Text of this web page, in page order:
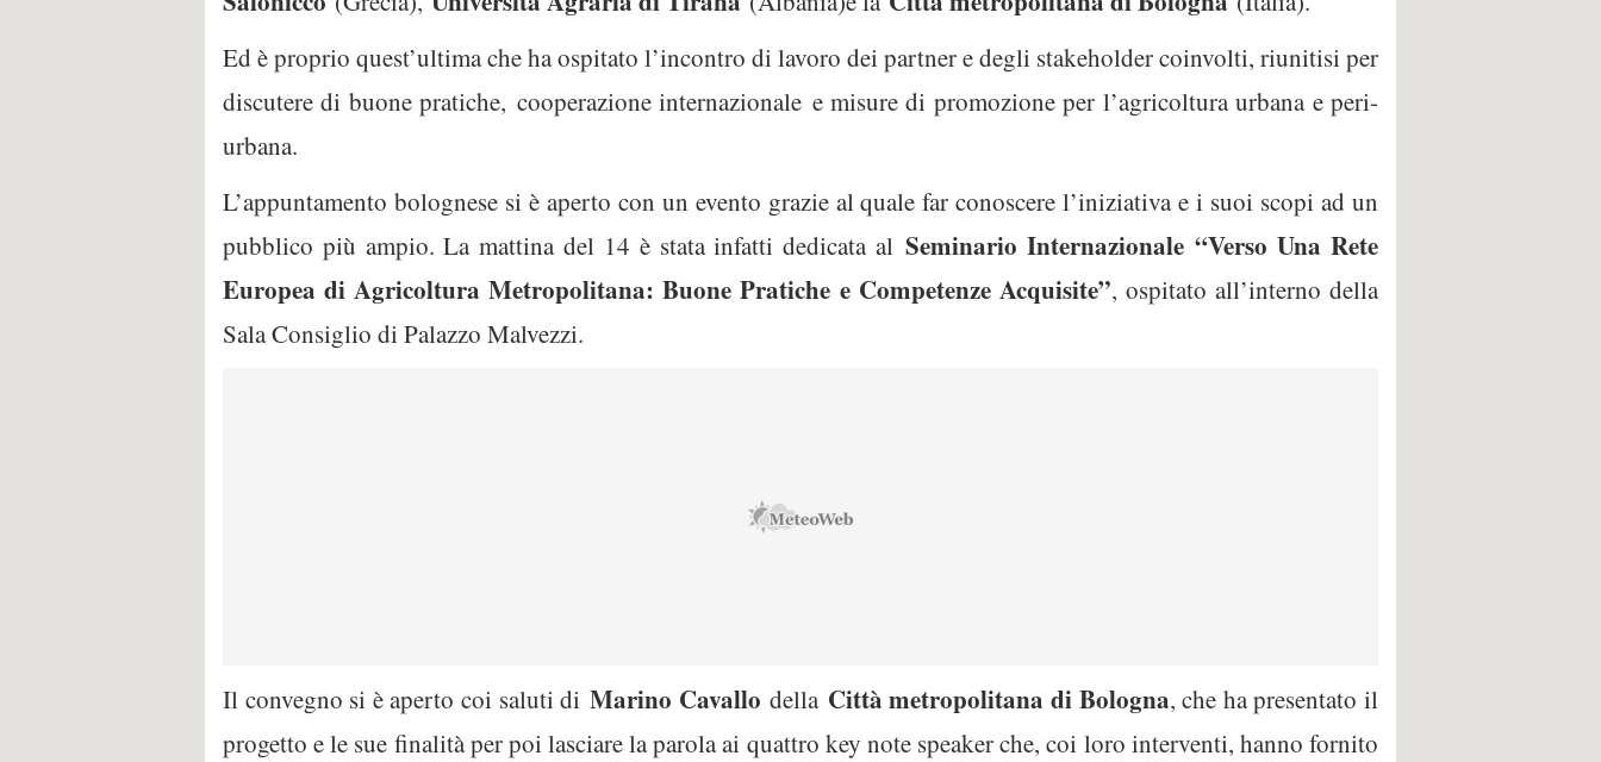
Ed è proprio quest’ultima che ha ospitato l’incontro di lavoro dei partner e degli stakeholder coinvolti, riunitisi per
discutere di buone pratiche, cooperazione internazionale e misure di promozione per l’agricoltura urbana e peri-
urbana.
L’appuntamento bolognese si è aperto con un evento grazie al quale far conoscere l’iniziativa e i suoi scopi ad un
pubblico più ampio. La mattina del 14 è stata infatti dedicata al Seminario Internazionale“Verso Una Rete
Europea di Agricoltura Metropolitana: Buone Pratiche e Competenze Acquisite”, ospitato all’interno della
Sala Consiglio di Palazzo Malvezzi.
Il convegno si è aperto coi saluti di Marino Cavallodella Città metropolitana di Bologna, che ha presentato il
progetto e le sue finalità per poi lasciare la parola ai quattro key note speaker che, coi loro interventi, hanno fornito